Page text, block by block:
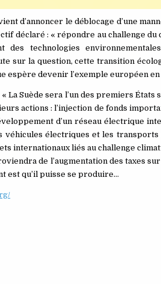
d’annoncer le déblocage d’une
déclaré : « répondre au challenge
des technologies
sur la question, cette transition
espère devenir l’exemple européen
Suède sera l’un des premiers États
actions : l’injection de fonds
d’un réseau électrique
véhicules électriques et les
internationaux liés au challenge
de l’augmentation des taxes
est qu’il puisse se produire…